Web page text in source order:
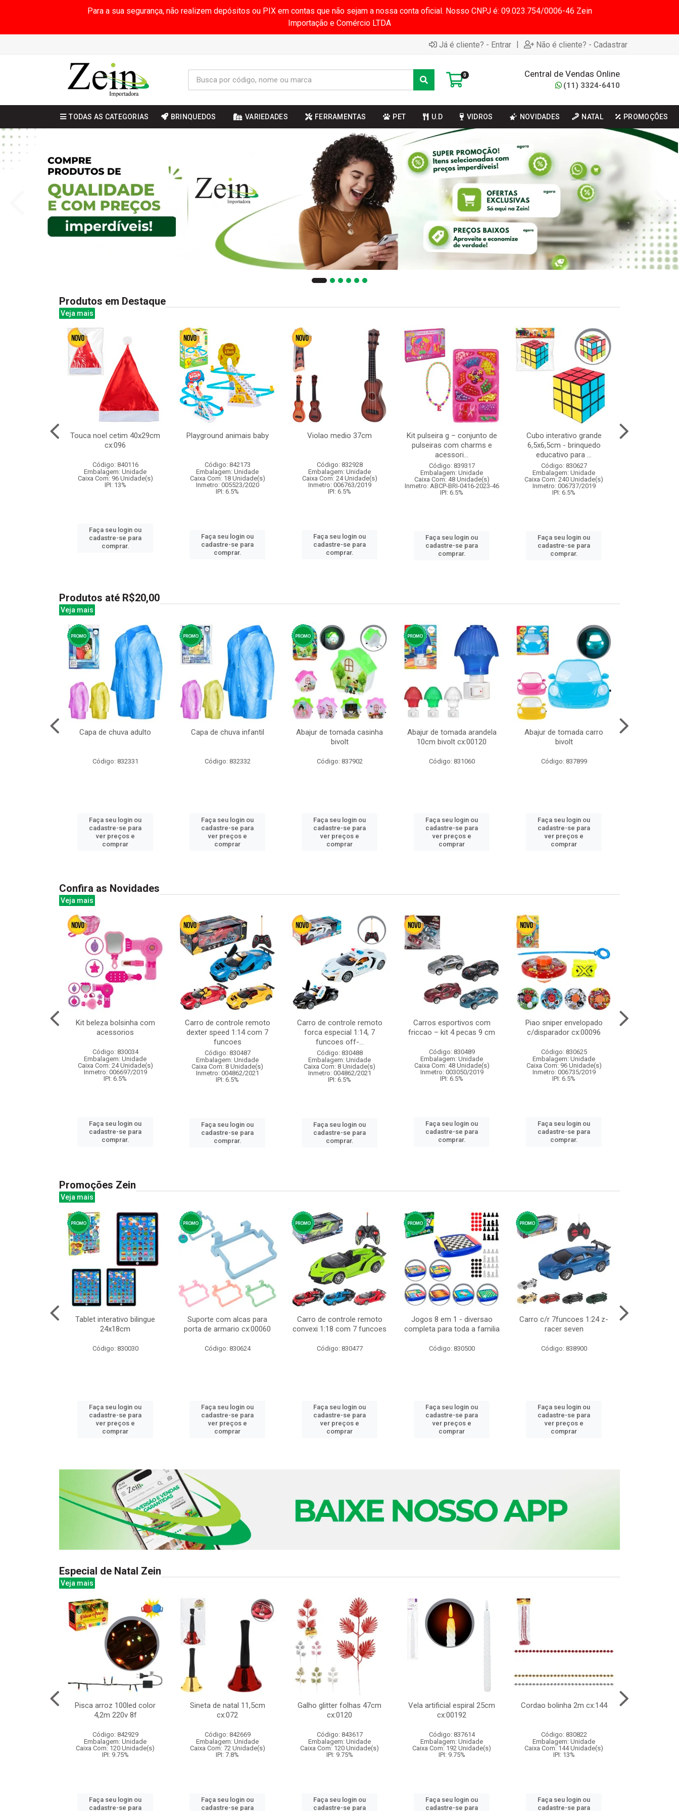
Para a sua segurança, não realizem depósitos ou PIX em contas que não sejam a nossa conta oficial. Nosso CNPJ é: 09.023.754/0006-46 Zein
Importação e Comércio LTDA
Já é cliente? - Entrar | Não é cliente? - Cadastrar
0 Central de Vendas Online
(11) 3324-6410
TODAS AS CATEGORIAS BRINQUEDOS VARIEDADES FERRAMENTAS PET U.D VIDROS NOVIDADES NATAL PROMOÇÕES
Produtos em Destaque
Veja mais
Touca noel cetim 40x29cm
cx:096
Código: 840116
Embalagem: Unidade
Caixa Com: 96 Unidade(s)
IPI: 13%
Faça seu login ou
cadastre-se para
comprar.
Playground animais baby
Código: 842173
Embalagem: Unidade
Caixa Com: 18 Unidade(s)
Inmetro: 005523/2020
IPI: 6.5%
Faça seu login ou
cadastre-se para
comprar.
Violao medio 37cm
Código: 832928
Embalagem: Unidade
Caixa Com: 24 Unidade(s)
Inmetro: 006763/2019
IPI: 6.5%
Faça seu login ou
cadastre-se para
comprar.
Kit pulseira g – conjunto de
pulseiras com charms e
acessori...
Código: 839317
Embalagem: Unidade
Caixa Com: 48 Unidade(s)
Inmetro: ABCP-BRI-0416-2023-46
IPI: 6.5%
Faça seu login ou
cadastre-se para
comprar.
Cubo interativo grande
6,5x6,5cm - brinquedo
educativo para ...
Código: 830627
Embalagem: Unidade
Caixa Com: 240 Unidade(s)
Inmetro: 006737/2019
IPI: 6.5%
Faça seu login ou
cadastre-se para
comprar.
Produtos até R$20,00
Veja mais
Capa de chuva adulto
Código: 832331
Faça seu login ou
cadastre-se para
ver preços e
comprar
Capa de chuva infantil
Código: 832332
Faça seu login ou
cadastre-se para
ver preços e
comprar
Abajur de tomada casinha
bivolt
Código: 837902
Faça seu login ou
cadastre-se para
ver preços e
comprar
Abajur de tomada arandela
10cm bivolt cx:00120
Código: 831060
Faça seu login ou
cadastre-se para
ver preços e
comprar
Abajur de tomada carro
bivolt
Código: 837899
Faça seu login ou
cadastre-se para
ver preços e
comprar
Confira as Novidades
Veja mais
Kit beleza bolsinha com
acessorios
Código: 830034
Embalagem: Unidade
Caixa Com: 24 Unidade(s)
Inmetro: 006697/2019
IPI: 6.5%
Faça seu login ou
cadastre-se para
comprar.
Carro de controle remoto
dexter speed 1:14 com 7
funcoes
Código: 830487
Embalagem: Unidade
Caixa Com: 8 Unidade(s)
Inmetro: 004862/2021
IPI: 6.5%
Faça seu login ou
cadastre-se para
comprar.
Carro de controle remoto
forca especial 1:14, 7
funcoes off-...
Código: 830488
Embalagem: Unidade
Caixa Com: 8 Unidade(s)
Inmetro: 004862/2021
IPI: 6.5%
Faça seu login ou
cadastre-se para
comprar.
Carros esportivos com
friccao – kit 4 pecas 9 cm
Código: 830489
Embalagem: Unidade
Caixa Com: 48 Unidade(s)
Inmetro: 003050/2019
IPI: 6.5%
Faça seu login ou
cadastre-se para
comprar.
Piao sniper envelopado
c/disparador cx:00096
Código: 830625
Embalagem: Unidade
Caixa Com: 96 Unidade(s)
Inmetro: 006735/2019
IPI: 6.5%
Faça seu login ou
cadastre-se para
comprar.
Promoções Zein
Veja mais
Tablet interativo bilingue
24x18cm
Código: 830030
Faça seu login ou
cadastre-se para
ver preços e
comprar
Suporte com alcas para
porta de armario cx:00060
Código: 830624
Faça seu login ou
cadastre-se para
ver preços e
comprar
Carro de controle remoto
convexi 1:18 com 7 funcoes
Código: 830477
Faça seu login ou
cadastre-se para
ver preços e
comprar
Jogos 8 em 1 - diversao
completa para toda a familia
Código: 830500
Faça seu login ou
cadastre-se para
ver preços e
comprar
Carro c/r 7funcoes 1:24 z-
racer seven
Código: 838900
Faça seu login ou
cadastre-se para
ver preços e
comprar
Especial de Natal Zein
Veja mais
Pisca arroz 100led color
4,2m 220v 8f
Código: 842929
Embalagem: Unidade
Caixa Com: 120 Unidade(s)
IPI: 9.75%
Faça seu login ou
cadastre-se para
Sineta de natal 11,5cm
cx:072
Código: 842669
Embalagem: Unidade
Caixa Com: 72 Unidade(s)
IPI: 7.8%
Faça seu login ou
cadastre-se para
Galho glitter folhas 47cm
cx:0120
Código: 843617
Embalagem: Unidade
Caixa Com: 120 Unidade(s)
IPI: 9.75%
Faça seu login ou
cadastre-se para
Vela artificial espiral 25cm
cx:00192
Código: 837614
Embalagem: Unidade
Caixa Com: 192 Unidade(s)
IPI: 9.75%
Faça seu login ou
cadastre-se para
Cordao bolinha 2m cx:144
Código: 830822
Embalagem: Unidade
Caixa Com: 144 Unidade(s)
IPI: 13%
Faça seu login ou
cadastre-se para